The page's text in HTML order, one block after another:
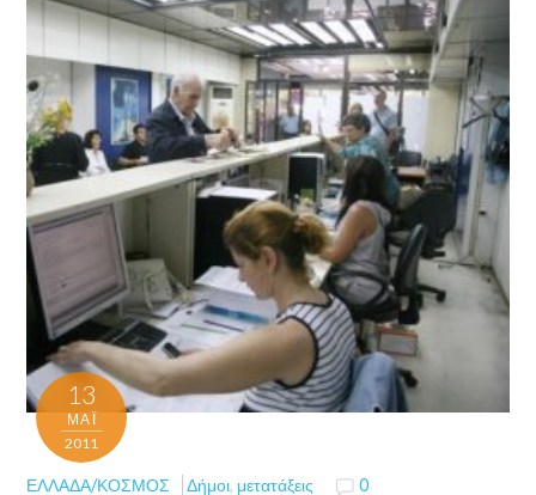
13
ΜΑΪ́
2011
ΕΛΛΆΔΑ/ΚΌΣΜΟΣ Δήμοι, μετατάξεις 0